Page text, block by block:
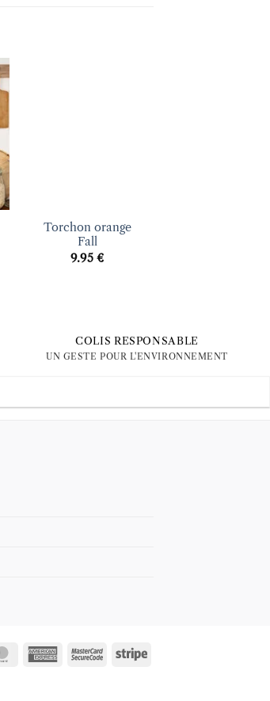
Torchon orange
Fall
9.95€
COLIS RESPONSABLE
UN GESTE POUR L'ENVIRONNEMENT
MasterCardAmericanMasterCardStripe